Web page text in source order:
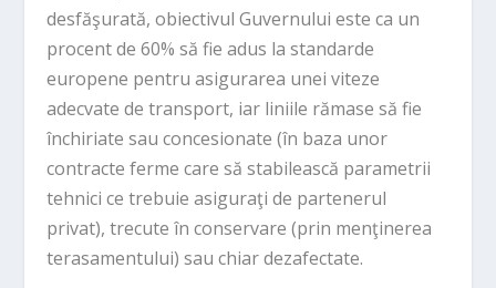
desfăşurată, obiectivul Guvernului este ca un
procent de 60% să fie adus la standarde
europene pentru asigurarea unei viteze
adecvate de transport, iar liniile rămase să fie
închiriate sau concesionate (în baza unor
contracte ferme care să stabilească parametrii
tehnici ce trebuie asiguraţi de partenerul
privat), trecute în conservare (prin menţinerea
terasamentului) sau chiar dezafectate.